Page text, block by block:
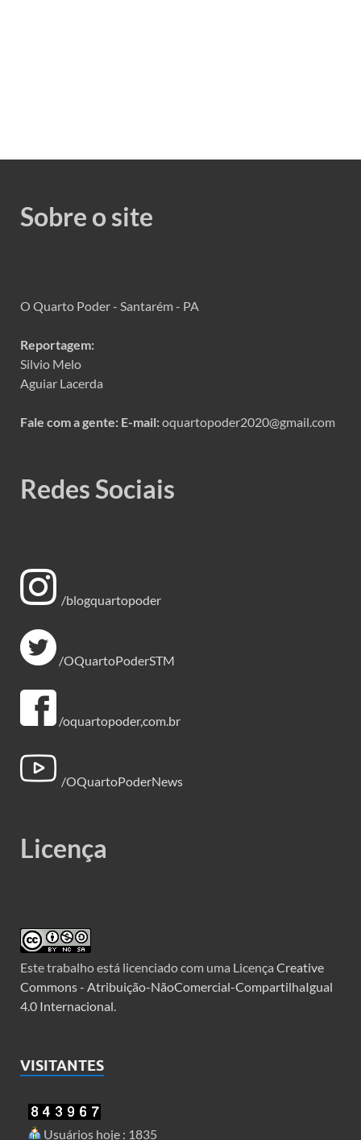
Sobre o site
O Quarto Poder - Santarém - PA
Reportagem:
Silvio Melo
Aguiar Lacerda
Fale com a gente: E-mail:oquartopoder2020@gmail.com
Redes Sociais
/blogquartopoder
/OQuartoPoderSTM
/oquartopoder,com.br
/OQuartoPoderNews
Licença
Este trabalho está licenciado com uma Licença Creative
Commons - Atribuição-NãoComercial-CompartilhaIgual
4.0 Internacional
VISITANTES
Usuários hoje : 1835